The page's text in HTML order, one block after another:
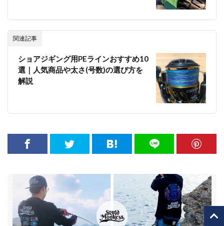
関連記事
ショアジギング用PEラインおすすめ10
選｜人気商品や太さ(号数)の選び方を
解説